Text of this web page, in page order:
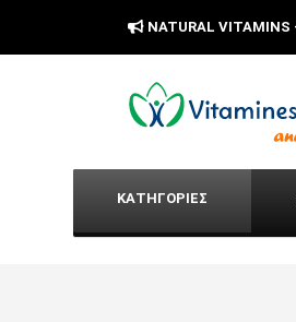
NATURAL
ΚΑΤΗΓΟΡΙΕΣ